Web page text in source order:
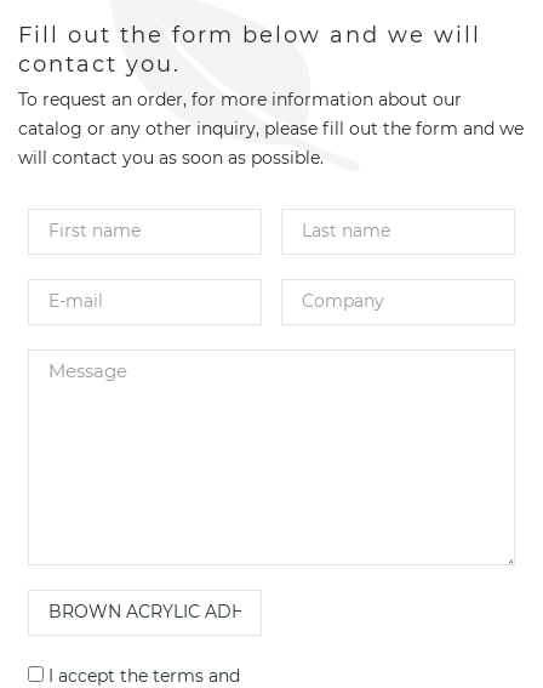
Fill out the form below and we will
contact you.
To request an order, for more information about our
catalog or any other inquiry, please fill out the form and we
will contact you as soon as possible.
I accept the terms and